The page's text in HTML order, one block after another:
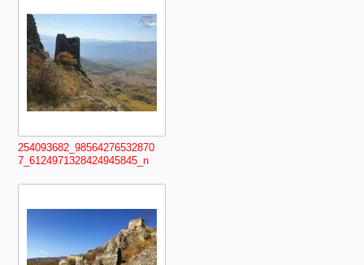
254093682_98564276532870
7_6124971328424945845_n